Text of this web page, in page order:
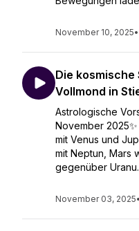
November 10, 2025•
Die kosmische
Vollmond in
Astrologische
November
mit Venus und
mit Neptun, Mars
gegenüber
November 03, 2025•